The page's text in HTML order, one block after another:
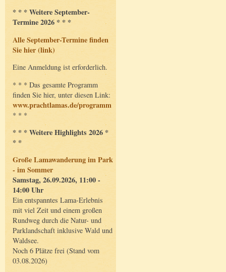
* * * Weitere September-
Termine 2026 * * *
Alle September-Termine finden
Sie hier (link)
Eine Anmeldung ist erforderlich.
* * * Das gesamte Programm
finden Sie hier, unter diesen Link:
www.prachtlamas.de/programm
* * *
* * * Weitere Highlights 2026 *
* *
Große Lamawanderung im Park
- im Sommer
Samstag, 26.09.2026, 11:00 -
14:00 Uhr
Ein entspanntes Lama-Erlebnis
mit viel Zeit und einem großen
Rundweg durch die Natur- und
Parklandschaft inklusive Wald und
Waldsee.
Noch 6 Plätze frei (Stand vom
03.08.2026)